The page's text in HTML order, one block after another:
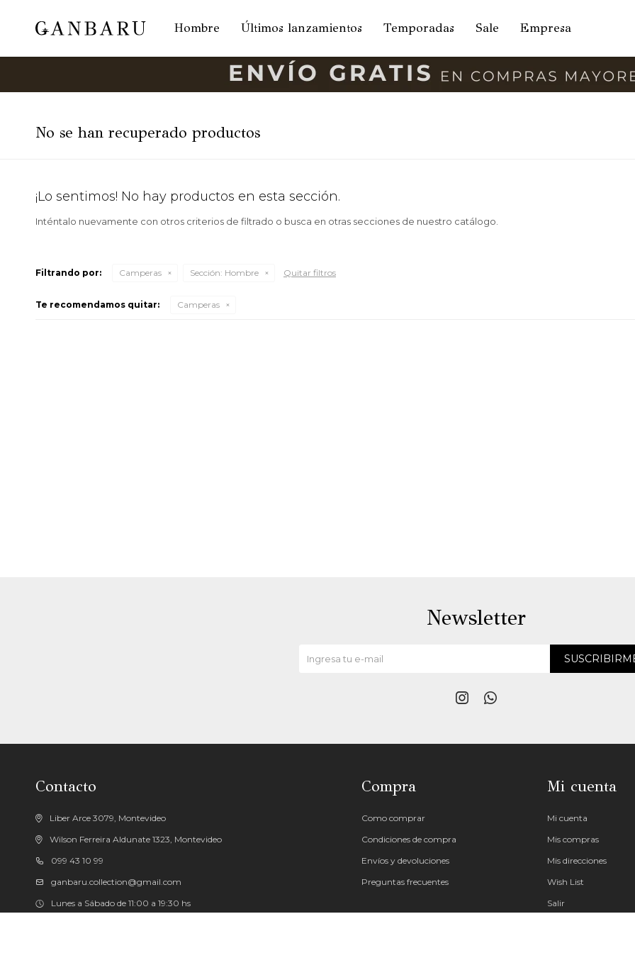
Hombre Últimos lanzamientos Temporadas Sale Empresa
No se han recuperado productos
¡Lo sentimos! No hay productos en esta sección.
Inténtalo nuevamente con otros criterios de filtrado o busca en otras secciones de nuestro catálogo.
Filtrando por: Camperas Sección: Hombre Quitar filtros
Te recomendamos quitar: Camperas
Contacto
Liber Arce 3079, Montevideo
Wilson Ferreira Aldunate 1323, Montevideo
099 43 10 99
ganbaru.collection@gmail.com
Lunes a Sábado de 11:00 a 19:30 hs
Compra
Como comprar
Condiciones de compra
Envíos y devoluciones
Preguntas frecuentes
Mi cuenta
Mi cuenta
Mis compras
Mis direcciones
Wish List
Salir
Newsletter
 